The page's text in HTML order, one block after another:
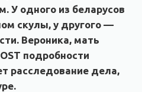
У одного из беларусов
скулы, у другого —
Вероника, мать
подробности
расследование дела,